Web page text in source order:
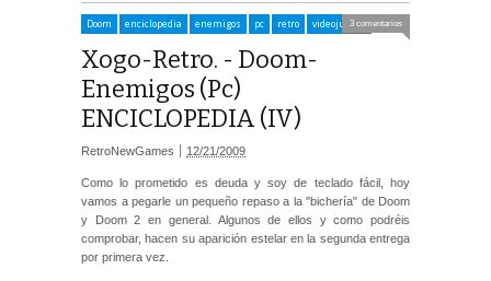
Doom enciclopedia enemigos pc retro videojuegos3 comentarios
Xogo-Retro. - Doom-
Enemigos (Pc)
ENCICLOPEDIA (IV)
12/21/2009
RetroNewGames
Como lo prometido es deuda y soy de teclado fácil, hoy
vamos a pegarle un pequeño repaso a la "bichería" de Doom
y Doom 2 en general. Algunos de ellos y como podréis
comprobar, hacen su aparición estelar en la segunda entrega
por primera vez.